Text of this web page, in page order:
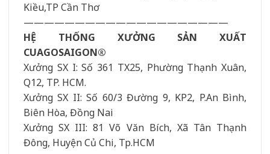
Kiều,TP Cần Thơ
————————————————————
HỆ THỐNG XƯỞNG SẢN XUẤT
CUAGOSAIGON®
Xưởng SX I: Số 361 TX25, Phường Thạnh Xuân,
Q12, TP. HCM.
Xưởng SX II: Số 60/3 Đường 9, KP2, P.An Bình,
Biên Hòa, Đồng Nai
Xưởng SX III: 81 Võ Văn Bích, Xã Tân Thạnh
Đông, Huyện Củ Chi, Tp.HCM